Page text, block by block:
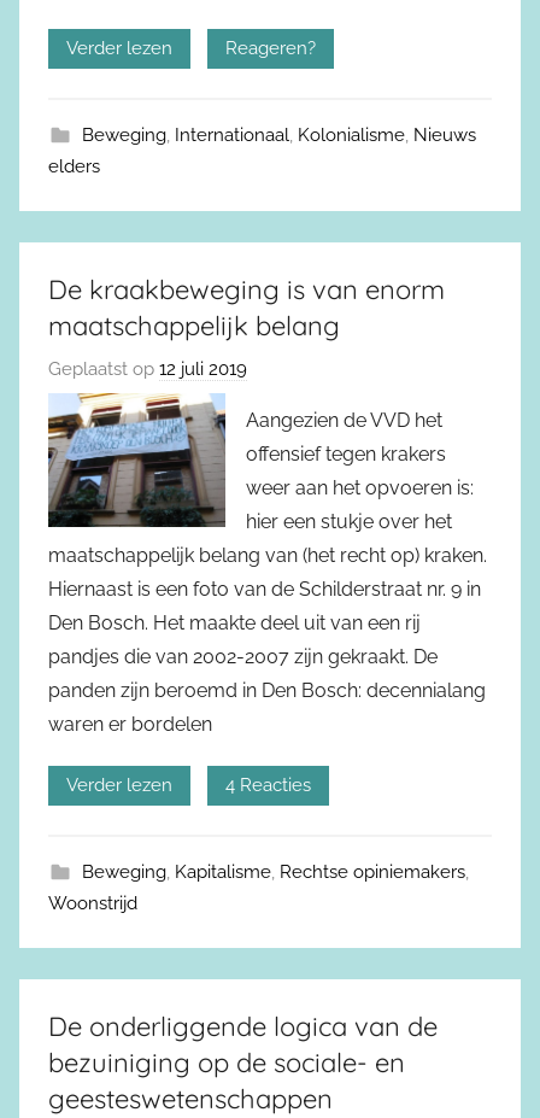
Verder lezen Reageren?
Beweging, Internationaal, Kolonialisme, Nieuws
elders
De kraakbeweging is van enorm
maatschappelijk belang
Geplaatst op 12 juli 2019
Aangezien de VVD het
offensief tegen krakers
weer aan het opvoeren is:
hier een stukje over het
maatschappelijk belang van (het recht op) kraken.
Hiernaast is een foto van de Schilderstraat nr. 9 in
Den Bosch. Het maakte deel uit van een rij
pandjes die van 2002-2007 zijn gekraakt. De
panden zijn beroemd in Den Bosch: decennialang
waren er bordelen
Verder lezen 4 Reacties
Beweging, Kapitalisme, Rechtse opiniemakers,
Woonstrijd
De onderliggende logica van de
bezuiniging op de sociale- en
geesteswetenschappen